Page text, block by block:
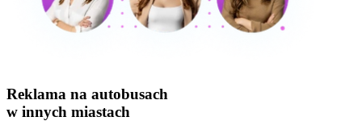
Reklama na autobusach
w innych miastach